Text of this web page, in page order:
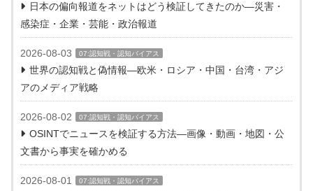
日本の偏向報道をネットはどう検証してきたのか―災害・
感染症・企業・芸能・政治報道
2026-08-03 07:認知戦・認知バイアス
世界の認知戦と偽情報―欧米・ロシア・中国・台湾・アジ
アのメディア戦略
2026-08-02 07:認知戦・認知バイアス
OSINTでニュースを検証する方法―画像・動画・地図・公
文書から事実を確かめる
2026-08-01 07:認知戦・認知バイアス